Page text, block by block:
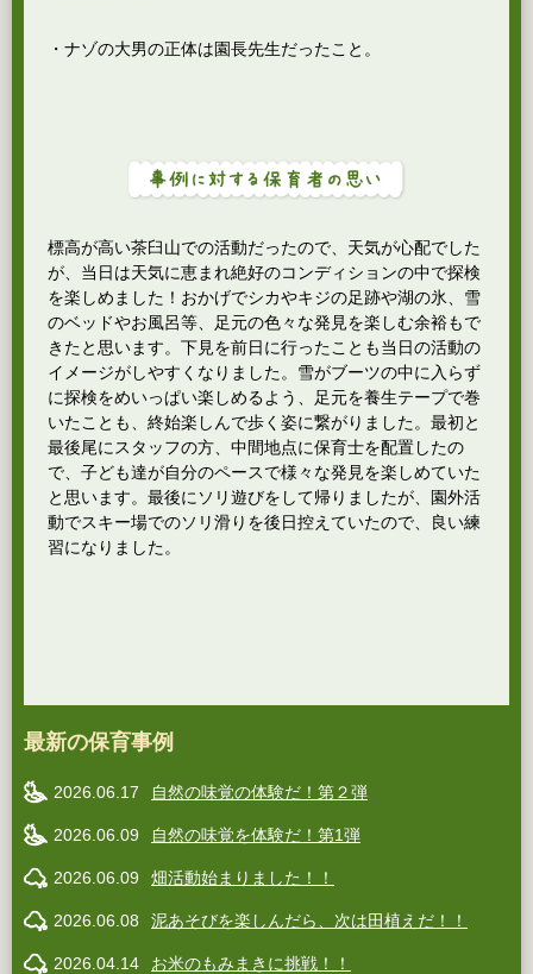
・ナゾの大男の正体は園長先生だったこと。
標高が高い茶臼山での活動だったので、天気が心配でした
が、当日は天気に恵まれ絶好のコンディションの中で探検
を楽しめました！おかげでシカやキジの足跡や湖の氷、雪
のベッドやお風呂等、足元の色々な発見を楽しむ余裕もで
きたと思います。下見を前日に行ったことも当日の活動の
イメージがしやすくなりました。雪がブーツの中に入らず
に探検をめいっぱい楽しめるよう、足元を養生テープで巻
いたことも、終始楽しんで歩く姿に繋がりました。最初と
最後尾にスタッフの方、中間地点に保育士を配置したの
で、子ども達が自分のペースで様々な発見を楽しめていた
と思います。最後にソリ遊びをして帰りましたが、園外活
動でスキー場でのソリ滑りを後日控えていたので、良い練
習になりました。
最新の保育事例
2026.06.17 自然の味覚の体験だ！第２弾
2026.06.09 自然の味覚を体験だ！第1弾
2026.06.09 畑活動始まりました！！
2026.06.08 泥あそびを楽しんだら、次は田植えだ！！
2026.04.14 お米のもみまきに挑戦！！